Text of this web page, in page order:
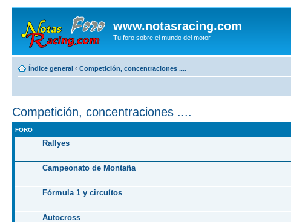
www.notasracing.com
Tu foro sobre el mundo del motor
Índice general ‹ Competición, concentraciones ....
Competición, concentraciones ....
FORO
Rallyes
Campeonato de Montaña
Fórmula 1 y circuítos
Autocross